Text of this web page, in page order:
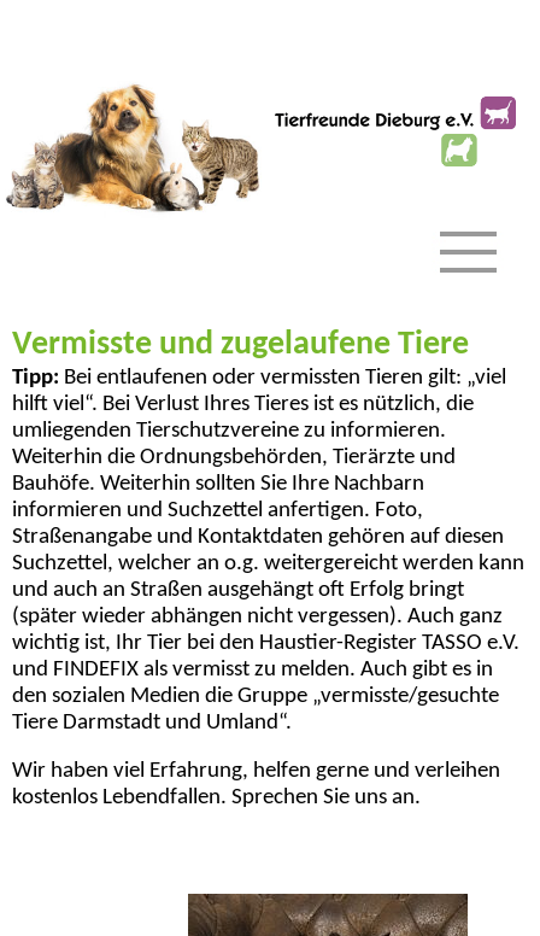
Vermisste und zugelaufene Tiere
Tipp: Bei entlaufenen oder vermissten Tieren gilt: „viel
hilft viel“. Bei Verlust Ihres Tieres ist es nützlich, die
umliegenden Tierschutzvereine zu informieren.
Weiterhin die Ordnungsbehörden, Tierärzte und
Bauhöfe. Weiterhin sollten Sie Ihre Nachbarn
informieren und Suchzettel anfertigen. Foto,
Straßenangabe und Kontaktdaten gehören auf diesen
Suchzettel, welcher an o.g. weitergereicht werden kann
und auch an Straßen ausgehängt oft Erfolg bringt
(später wieder abhängen nicht vergessen). Auch ganz
wichtig ist, Ihr Tier bei den Haustier-Register TASSO e.V.
und FINDEFIX als vermisst zu melden. Auch gibt es in
den sozialen Medien die Gruppe „vermisste/gesuchte
Tiere Darmstadt und Umland“.
Wir haben viel Erfahrung, helfen gerne und verleihen
kostenlos Lebendfallen. Sprechen Sie uns an.